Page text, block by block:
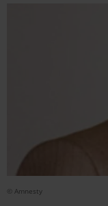
© Amnesty